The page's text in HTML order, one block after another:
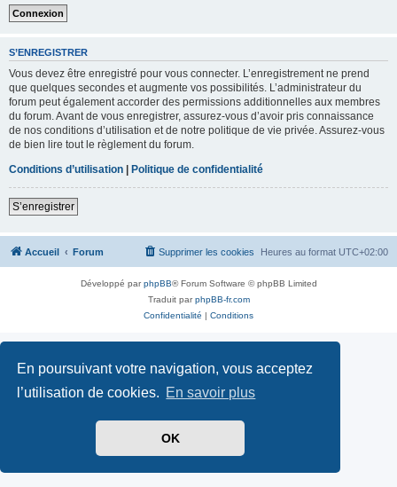
En poursuivant votre navigation, vous acceptez
l’utilisation de cookies. En savoir plus
OK
S’ENREGISTRER
Vous devez être enregistré pour vous connecter. L’enregistrement ne prend
que quelques secondes et augmente vos possibilités. L’administrateur du
forum peut également accorder des permissions additionnelles aux membres
du forum. Avant de vous enregistrer, assurez-vous d’avoir pris connaissance
de nos conditions d’utilisation et de notre politique de vie privée. Assurez-vous
de bien lire tout le règlement du forum.
Conditions d’utilisation | Politique de confidentialité
S’enregistrer
Accueil Forum Heures au format UTC+02:00
Supprimer les cookies
Développé parphpBB® Forum Software © phpBB Limited
Traduit parphpBB-fr.com
Confidentialité | Conditions